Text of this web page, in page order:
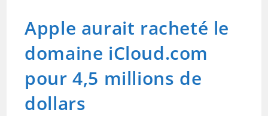
Apple aurait racheté le
domaine iCloud.com
pour 4,5 millions de
dollars